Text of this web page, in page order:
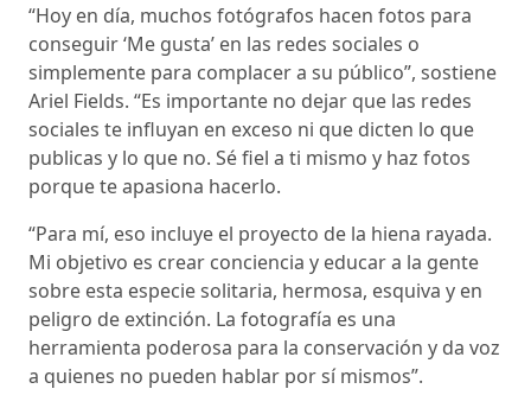
“Hoy en día, muchos fotógrafos hacen fotos para
conseguir ‘Me gusta’ en las redes sociales o
simplemente para complacer a su público”, sostiene
Ariel Fields. “Es importante no dejar que las redes
sociales te influyan en exceso ni que dicten lo que
publicas y lo que no. Sé fiel a ti mismo y haz fotos
porque te apasiona hacerlo.
“Para mí, eso incluye el proyecto de la hiena rayada.
Mi objetivo es crear conciencia y educar a la gente
sobre esta especie solitaria, hermosa, esquiva y en
peligro de extinción. La fotografía es una
herramienta poderosa para la conservación y da voz
a quienes no pueden hablar por sí mismos”.